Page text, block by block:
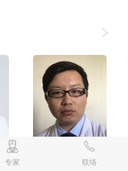
专家 联络